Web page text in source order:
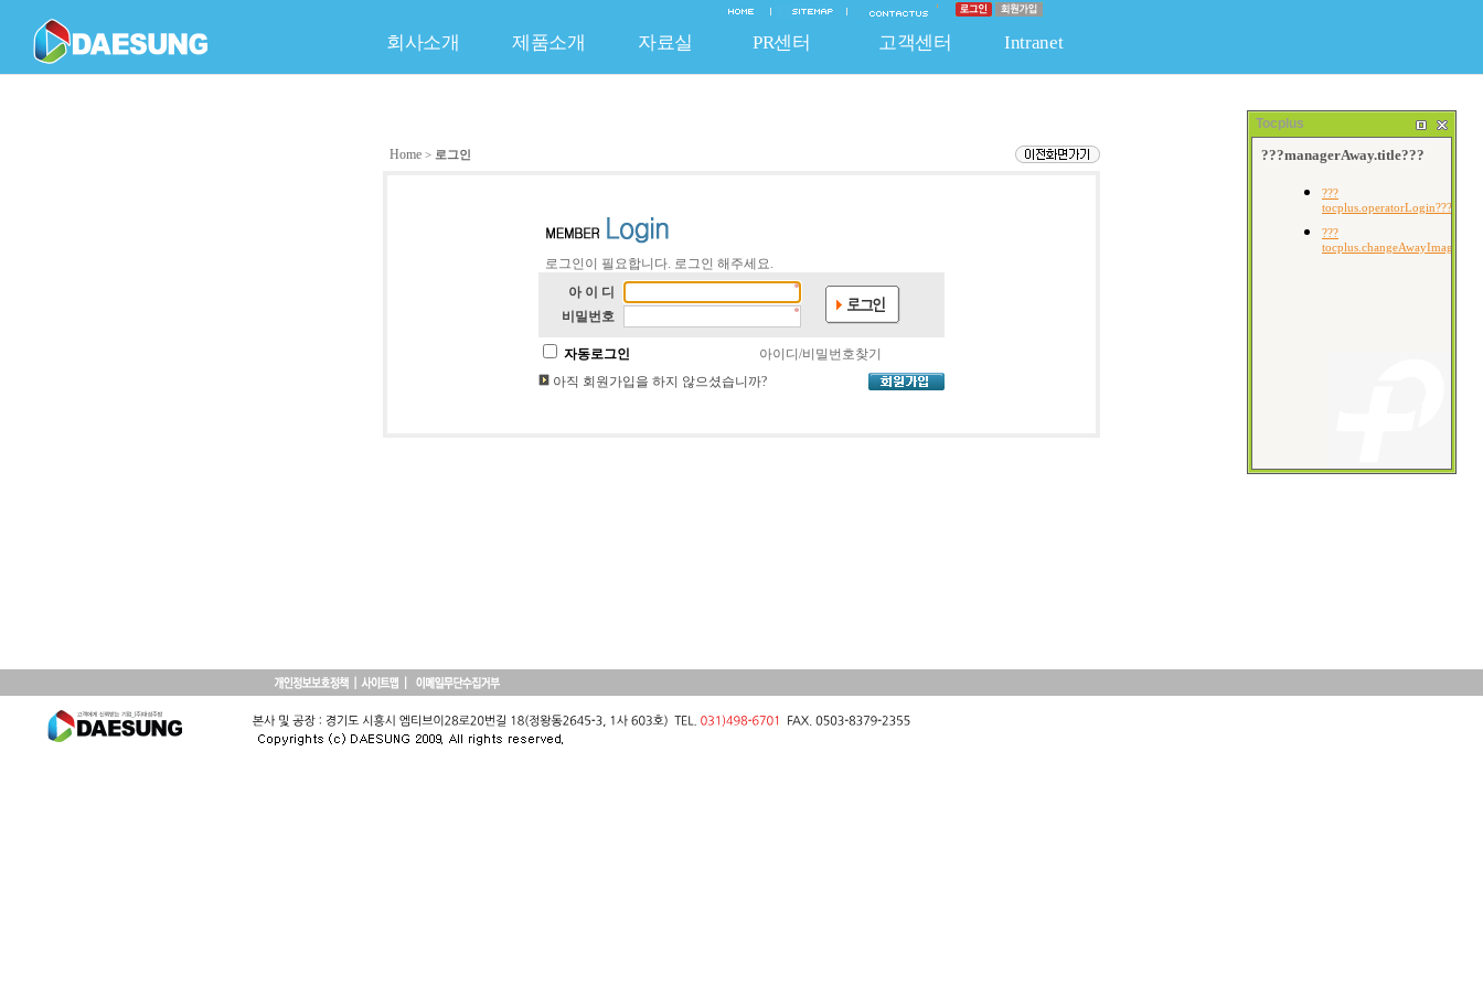
회사소개 제품소개 자료실 PR센터 고객센터 Intranet
회사개요 CEO 인사말 연혁 채용안내 찾아오시는 길
신제품 조달청 등록제품 비조달 품목 주방기물류
기술자료 홍보자료
납품실적 공지사항 납품공사사진
품질보증 System 온라인문의 불펀사항 신고 자유게시판
자유게시판
Home > 로그인
로그인이 필요합니다. 로그인 해주세요.
아 이 디
비밀번호
자동로그인
아이디/비밀번호찾기
아직 회원가입을 하지 않으셨습니까?
Tocplus